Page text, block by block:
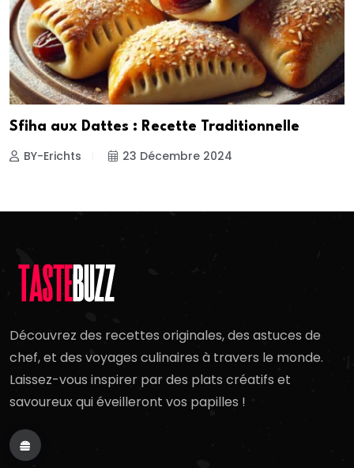
Sfiha aux Dattes : Recette Traditionnelle
BY-Erichts 23 Décembre 2024
Découvrez des recettes originales, des astuces de
chef, et des voyages culinaires à travers le monde.
Laissez-vous inspirer par des plats créatifs et
savoureux qui éveilleront vos papilles !